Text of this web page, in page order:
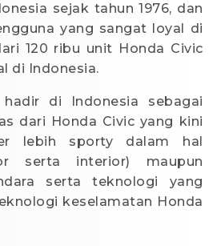
sejak tahun 1976, dan
yang sangat loyal di
120 ribu unit Honda Civic
di Indonesia.
hadir di Indonesia sebagai
dari Honda Civic yang kini
lebih sporty dalam hal
serta interior) maupun
serta teknologi yang
keselamatan Honda